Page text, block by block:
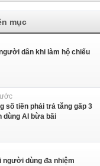
mục
dân khi làm hộ chiếu
số tiền phải trả tăng gấp 3
dùng AI bừa bãi
người dùng đa nhiệm